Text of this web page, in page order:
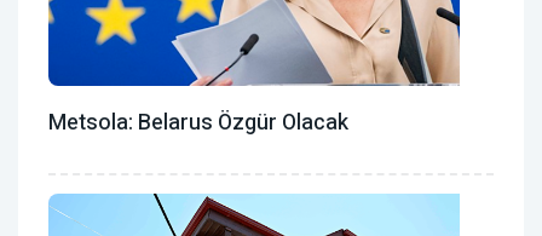
Metsola: Belarus Özgür Olacak